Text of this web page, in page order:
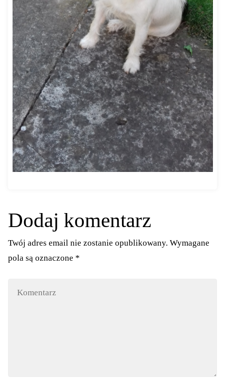
Dodaj komentarz
Twój adres email nie zostanie opublikowany. Wymagane
pola są oznaczone *